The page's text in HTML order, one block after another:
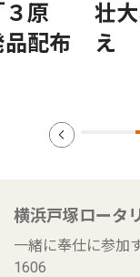
目見
長
恵
横浜戸塚ロータ
一緒に奉仕に参加
1606